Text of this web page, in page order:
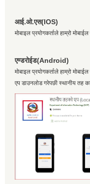
आई.ओ.एस(IOS)
मोबाइल प्रयोगकर्ताले हाम्रो
एण्डरोईड(Android)
मोबाइल प्रयोगकर्ताले हाम्रो
एप डाउनलोड गरेपछी स्थानीय तह